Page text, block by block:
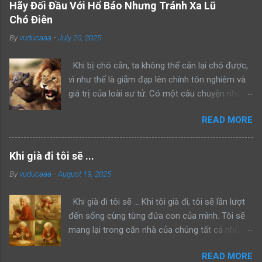
Hãy Đối Đầu Với Hổ Báo Nhưng Tránh Xa Lũ
Chó Điên
Byvuducaaa -July 20, 2025
Khi bị chó cắn, ta không thể cắn lại chó được,
vì như thế là giẫm đạp lên chính tôn nghiêm và
giá trị của loài sư tử. Có một câu chuyện nhỏ
nom lãnh địa, cả hai gặp một con sư tử đực
khác đang lang thang một mình. Sư tử bố bèn
bảo con: “Hãy nhìn bố đánh đuổi kẻ xâm phạm
lãnh thổ này đi như thế nào”. Rồi sư tử bố lao
lên anh dũng chiến đấu, bảo vệ khu vực của
tử tiếp tục dẫn nhau đi tuần tra, cả hai bắt gặp
một con hổ đang mon men săn mồi trong lãnh
thổ. Sư tử bố quay sang bảo con: “Hãy nhìn bố
READ MORE
Khi già đi tôi sẽ ...
Byvuducaaa -August 19, 2025
Khi già đi tôi sẽ ... Khi tôi già đi, tôi sẽ lần lượt
đến sống cùng từng đứa con của mình. Tôi sẽ
mang lại trong căn nhà của chúng tất cả những
trong căn nhà này. Tôi muốn “trả lại” mọi điều
READ MORE